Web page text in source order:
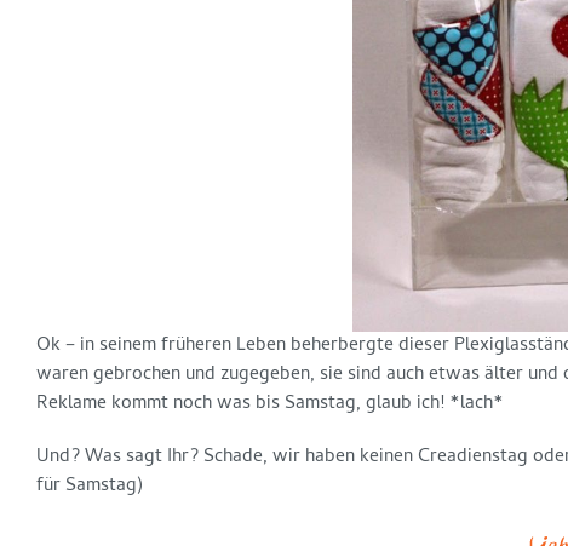
Ok – in seinem früheren Leben beherbergte dieser
waren gebrochen und zugegeben, sie sind auch etwas älter
Reklame kommt noch was bis Samstag, glaub ich! *lach*
Und? Was sagt Ihr? Schade, wir haben keinen Creadienstag
für Samstag)